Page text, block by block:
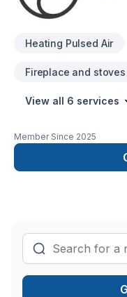
Heating Pulsed Air
Fireplace and stoves
View all 6 services
Member Since 2025